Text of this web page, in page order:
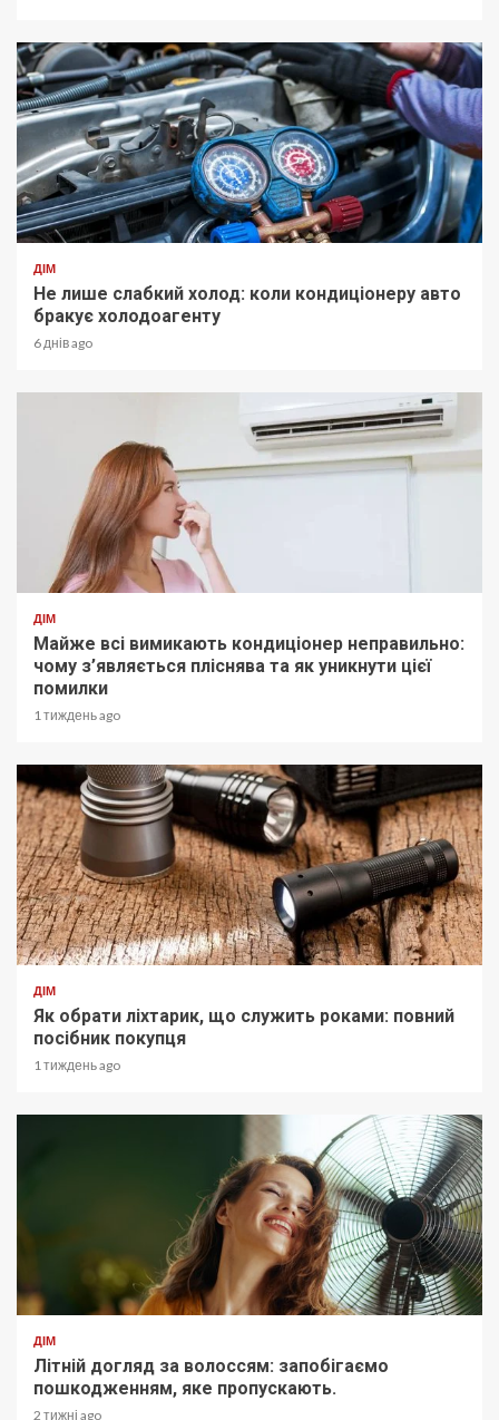
ДІМ
Не лише слабкий холод: коли кондиціонеру авто
бракує холодоагенту
6 днів ago
ДІМ
Майже всі вимикають кондиціонер неправильно:
чому з’являється пліснява та як уникнути цієї
помилки
1 тиждень ago
ДІМ
Як обрати ліхтарик, що служить роками: повний
посібник покупця
1 тиждень ago
ДІМ
Літній догляд за волоссям: запобігаємо
пошкодженням, яке пропускають.
2 тижні ago